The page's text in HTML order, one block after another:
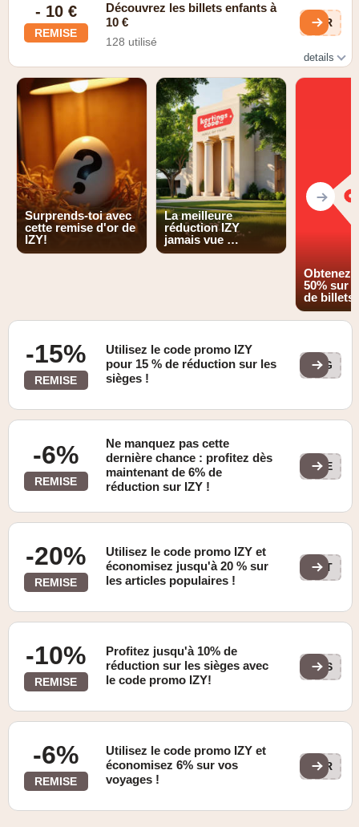
- 10 €
REMISE
Découvrez les billets enfants à
10 €
128 utilisé
CUR
details
Site web
Surprends-toi avec
cette remise d'or de
IZY!
La meilleure
réduction IZY
jamais vue …
Obtenez
50% sur
de billets
-15%
REMISE
Utilisez le code promo IZY
pour 15 % de réduction sur les
sièges !
TEG
-6%
REMISE
Ne manquez pas cette
dernière chance : profitez dès
maintenant de 6% de
réduction sur IZY !
OPE
-20%
REMISE
Utilisez le code promo IZY et
économisez jusqu'à 20 % sur
les articles populaires !
ACT
-10%
REMISE
Profitez jusqu'à 10% de
réduction sur les sièges avec
le code promo IZY!
BES
-6%
REMISE
Utilisez le code promo IZY et
économisez 6% sur vos
voyages !
KOR